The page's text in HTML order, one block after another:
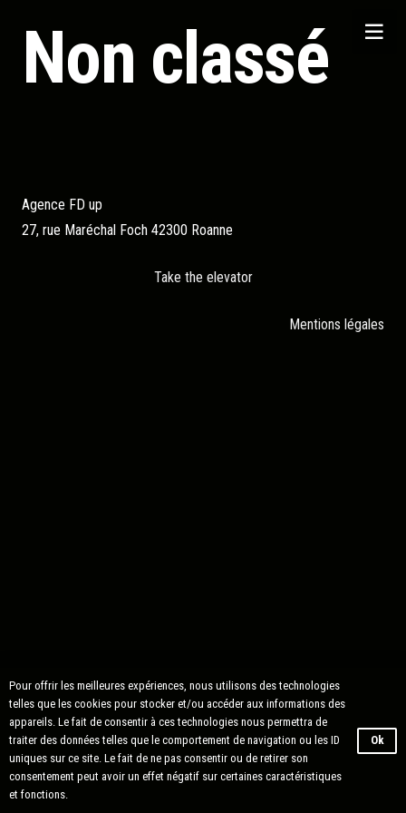
Non classé
Agence FD up
27, rue Maréchal Foch 42300 Roanne
Take the elevator
Mentions légales
Pour offrir les meilleures expériences, nous utilisons des technologies
telles que les cookies pour stocker et/ou accéder aux informations des
appareils. Le fait de consentir à ces technologies nous permettra de
traiter des données telles que le comportement de navigation ou les ID
uniques sur ce site. Le fait de ne pas consentir ou de retirer son
consentement peut avoir un effet négatif sur certaines caractéristiques
et fonctions.
Ok